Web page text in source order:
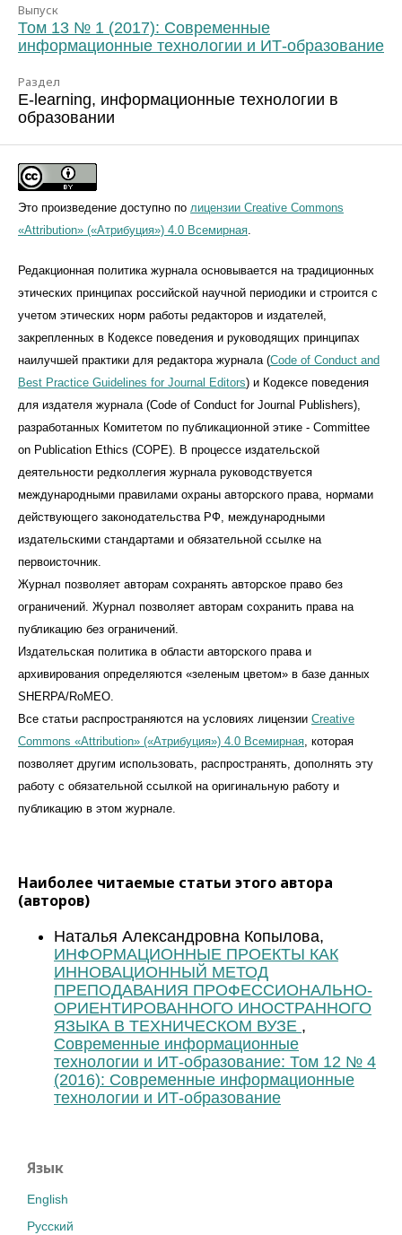
Выпуск
Том 13 № 1 (2017): Современные
информационные технологии и ИТ-образование
Раздел
E-learning, информационные технологии в
образовании
Это произведение доступно по лицензии Creative Commons
«Attribution» («Атрибуция») 4.0 Всемирная.
Редакционная политика журнала основывается на традиционных
этических принципах российской научной периодики и строится с
учетом этических норм работы редакторов и издателей,
закрепленных в Кодексе поведения и руководящих принципах
наилучшей практики для редактора журнала (Code of Conduct and
Best Practice Guidelines for Journal Editors) и Кодексе поведения
для издателя журнала (Code of Conduct for Journal Publishers),
разработанных Комитетом по публикационной этике - Committee
on Publication Ethics (COPE). В процессе издательской
деятельности редколлегия журнала руководствуется
международными правилами охраны авторского права, нормами
действующего законодательства РФ, международными
издательскими стандартами и обязательной ссылке на
первоисточник.
Журнал позволяет авторам сохранять авторское право без
ограничений. Журнал позволяет авторам сохранить права на
публикацию без ограничений.
Издательская политика в области авторского права и
архивирования определяются «зеленым цветом» в базе данных
SHERPA/RoMEO.
Все статьи распространяются на условиях лицензии Creative
Commons «Attribution» («Атрибуция») 4.0 Всемирная, которая
позволяет другим использовать, распространять, дополнять эту
работу с обязательной ссылкой на оригинальную работу и
публикацию в этом журналe.
Наиболее читаемые статьи этого автора
(авторов)
Наталья Александровна Копылова,
ИНФОРМАЦИОННЫЕ ПРОЕКТЫ КАК
ИННОВАЦИОННЫЙ МЕТОД
ПРЕПОДАВАНИЯ ПРОФЕССИОНАЛЬНО-
ОРИЕНТИРОВАННОГО ИНОСТРАННОГО
ЯЗЫКА В ТЕХНИЧЕСКОМ ВУЗЕ ,
Современные информационные
технологии и ИТ-образование: Том 12 № 4
(2016): Современные информационные
технологии и ИТ-образование
Язык
English
Русский